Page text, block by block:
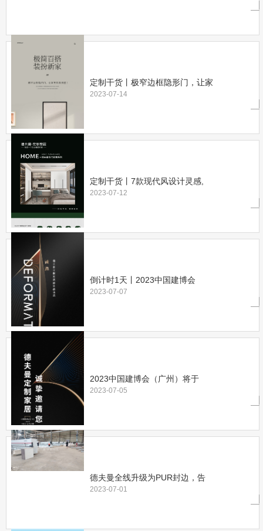
定制干货丨极窄边框隐形门，让家
2023-07-14
定制干货丨7款现代风设计灵感,
2023-07-12
倒计时1天丨2023中国建博会
2023-07-07
2023中国建博会（广州）将于
2023-07-05
德夫曼全线升级为PUR封边，告
2023-07-01